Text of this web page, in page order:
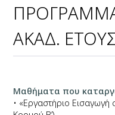
ΑΚΑΔ.
Μαθήματα που
• «Εργαστήριο